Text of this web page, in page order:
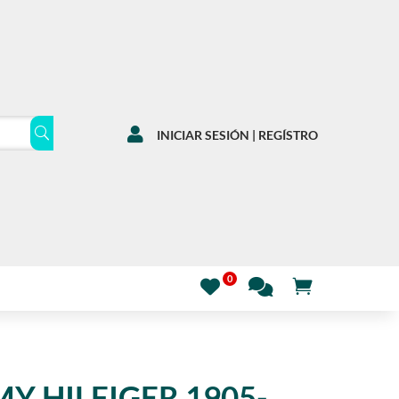
 INICIAR SESIÓN | REGÍSTRO